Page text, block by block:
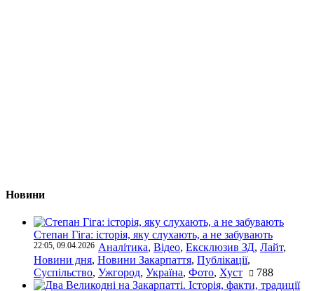
Новини
Степан Гіга: історія, яку слухають, а не забувають
22:05, 09.04.2026 Аналітика, Відео, Ексклюзив ЗД, Лайт,
Новини дня, Новини Закарпаття, Публікації,
Суспільство, Ужгород, Україна, Фото, Хуст 788